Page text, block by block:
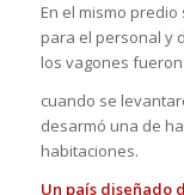
En el mismo
para el personal y
los vagones
cuando se
desarmó una de
habitaciones.
Un país diseñado